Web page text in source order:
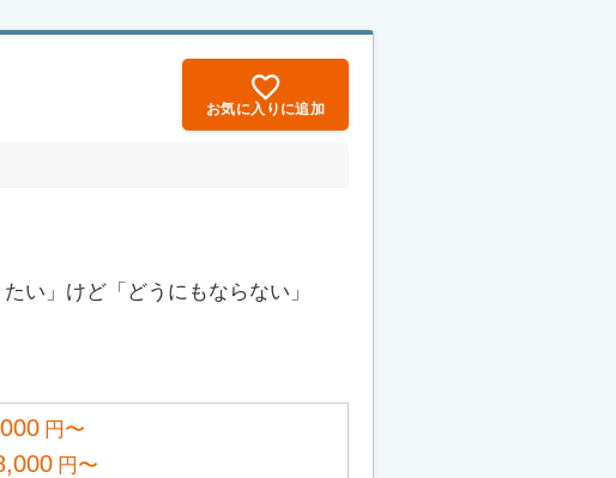
お気に入りに追加
い」けど「どうにもならない」
円〜
円〜